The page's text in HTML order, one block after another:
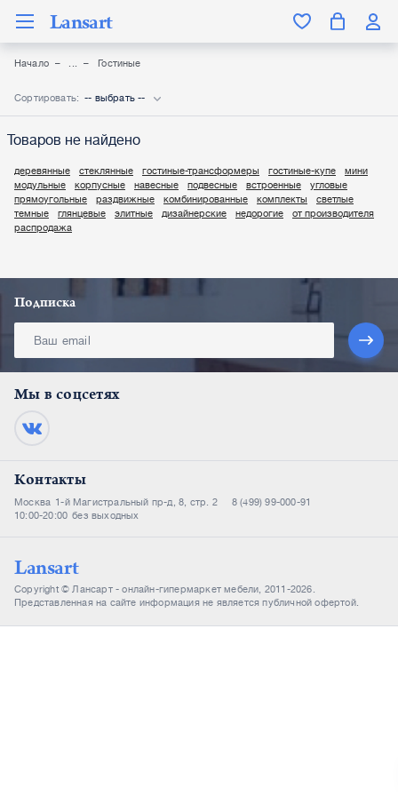
Lansart
Начало Гостиные
Сортировать: -- выбрать --
Товаров не найдено
деревянные стеклянные гостиные-трансформеры гостиные-купе
мини
модульные
корпусные навесные подвесные встроенные
угловые
прямоугольные
раздвижные комбинированные комплекты
светлые
темные
глянцевые элитные дизайнерские недорогие
от производителя
распродажа
Подписка
Мы в соцсетях
Контакты
Москва 1-й Магистральный пр-д, 8, стр. 2
8 (499) 99-000-91
10:00-20:00 без выходных
Lansart
Copyright © Лансарт - онлайн-гипермаркет мебели, 2011-2026.
Представленная на сайте информация не является публичной офертой.